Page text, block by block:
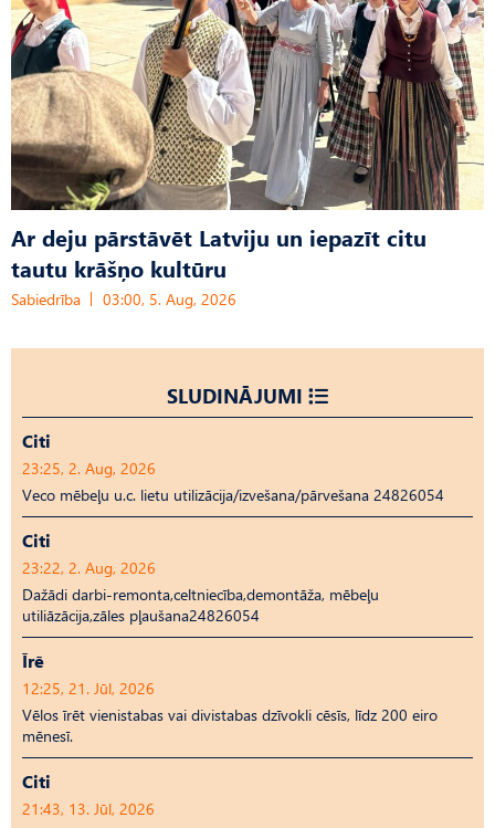
Ar deju pārstāvēt Latviju un iepazīt citu
tautu krāšņo kultūru
Sabiedrība 03:00, 5. Aug, 2026
SLUDINĀJUMI
Citi
23:25, 2. Aug, 2026
Veco mēbeļu u.c. lietu utilizācija/izvešana/pārvešana 24826054
Citi
23:22, 2. Aug, 2026
Dažādi darbi-remonta,celtniecība,demontāža, mēbeļu
utiliāzācija,zāles pļaušana24826054
Īrē
12:25, 21. Jūl, 2026
Vēlos īrēt vienistabas vai divistabas dzīvokli cēsīs, līdz 200 eiro
mēnesī.
Citi
21:43, 13. Jūl, 2026